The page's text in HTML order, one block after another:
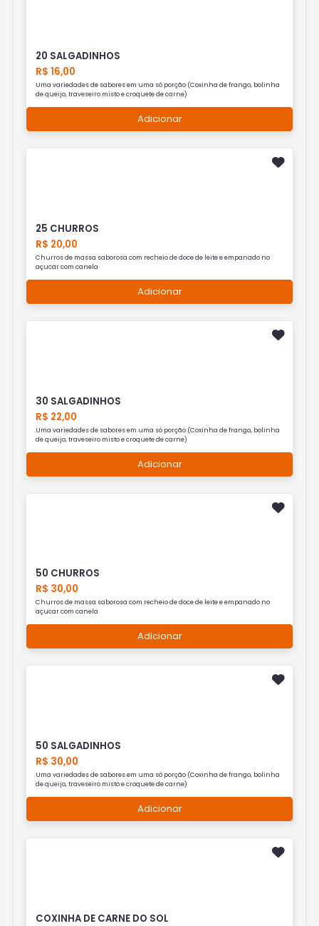
20 SALGADINHOS
R$ 16,00
Uma variedades de sabores em uma só porção (Coxinha de frango, bolinha
de queijo, traveseiro misto e croquete de carne)
Adicionar
25 CHURROS
R$ 20,00
Churros de massa saborosa com recheio de doce de leite e empanado no
açucar com canela
Adicionar
30 SALGADINHOS
R$ 22,00
Uma variedades de sabores em uma só porção (Coxinha de frango, bolinha
de queijo, traveseiro misto e croquete de carne)
Adicionar
50 CHURROS
R$ 30,00
Churros de massa saborosa com recheio de doce de leite e empanado no
açucar com canela
Adicionar
50 SALGADINHOS
R$ 30,00
Uma variedades de sabores em uma só porção (Coxinha de frango, bolinha
de queijo, traveseiro misto e croquete de carne)
Adicionar
COXINHA DE CARNE DO SOL